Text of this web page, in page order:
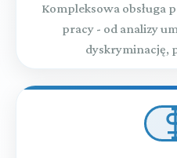
Kompleksowa obsługa
pracy - od analizy
dyskryminację,